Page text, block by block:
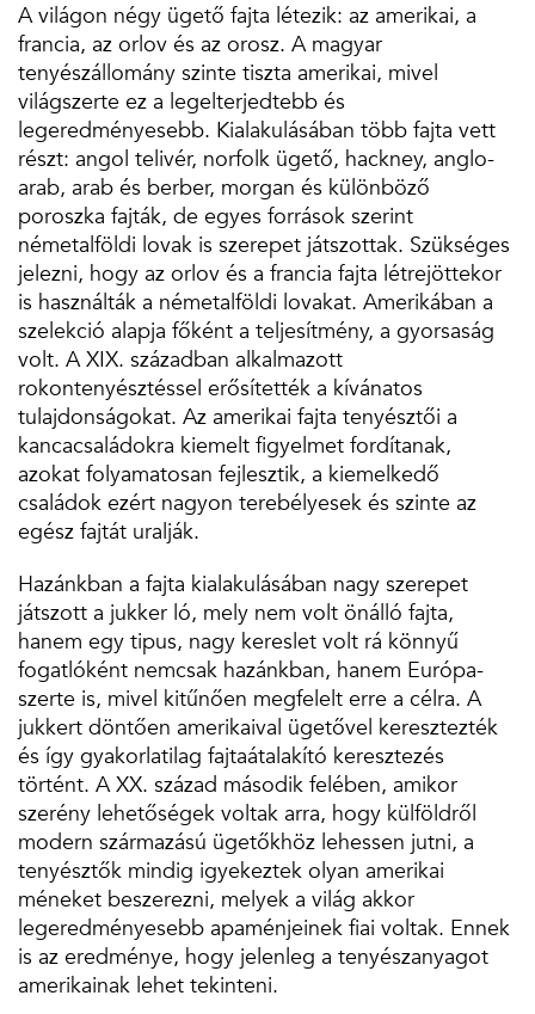
A világon négy ügető fajta létezik: az amerikai, a
francia, az orlov és az orosz. A magyar
tenyészállomány szinte tiszta amerikai, mivel
világszerte ez a legelterjedtebb és
legeredményesebb. Kialakulásában több fajta vett
részt: angol telivér, norfolk ügető, hackney, anglo-
arab, arab és berber, morgan és különböző
poroszka fajták, de egyes források szerint
németalföldi lovak is szerepet játszottak. Szükséges
jelezni, hogy az orlov és a francia fajta létrejöttekor
is használták a németalföldi lovakat. Amerikában a
szelekció alapja főként a teljesítmény, a gyorsaság
volt. A XIX. században alkalmazott
rokontenyésztéssel erősítették a kívánatos
tulajdonságokat. Az amerikai fajta tenyésztői a
kancacsaládokra kiemelt figyelmet fordítanak,
azokat folyamatosan fejlesztik, a kiemelkedő
családok ezért nagyon terebélyesek és szinte az
egész fajtát uralják.
Hazánkban a fajta kialakulásában nagy szerepet
játszott a jukker ló, mely nem volt önálló fajta,
hanem egy tipus, nagy kereslet volt rá könnyű
fogatlóként nemcsak hazánkban, hanem Európa-
szerte is, mivel kitűnően megfelelt erre a célra. A
jukkert döntően amerikaival ügetővel keresztezték
és így gyakorlatilag fajtaátalakító keresztezés
történt. A XX. század második felében, amikor
szerény lehetőségek voltak arra, hogy külföldről
modern származású ügetőkhöz lehessen jutni, a
tenyésztők mindig igyekeztek olyan amerikai
méneket beszerezni, melyek a világ akkor
legeredményesebb apaménjeinek fiai voltak. Ennek
is az eredménye, hogy jelenleg a tenyészanyagot
amerikainak lehet tekinteni.